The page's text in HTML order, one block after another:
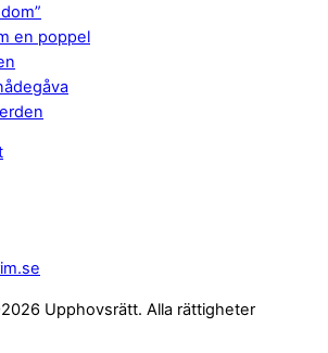
en poppel
Upphovsrätt. Alla rättigheter